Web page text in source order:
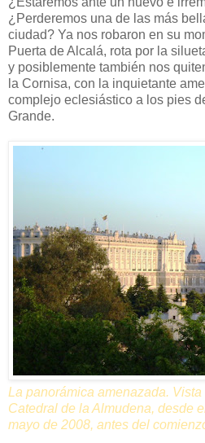
¿Perderemos una de las más
ciudad? Ya nos robaron en su
Puerta de Alcalá, rota por la
y posiblemente también nos
la Cornisa, con la inquietante
complejo eclesiástico a los pies
Grande.
La panorámica amenazada.
Catedral de la Almudena, desde
mayo de 2008, antes del